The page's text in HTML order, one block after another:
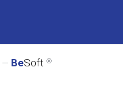
— BeSoft ®